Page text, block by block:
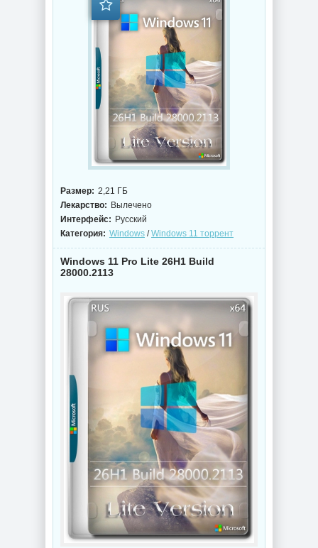
Размер: 2,21 ГБ
Лекарство: Вылечено
Интерфейс: Русский
Категория: Windows /Windows 11 торрент
Windows 11 Pro Lite 26H1 Build
28000.2113